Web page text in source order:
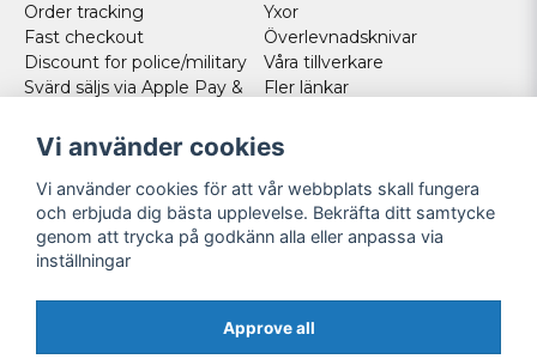
Order tracking
Fast checkout
Discount for police/military
Svärd säljs via Apple Pay &
Norweigan customers
Cookies
Yxor
Överlevnadsknivar
Våra tillverkare
Fler länkar
FOLLOW US
Facebook
Instagram
Youtube
Vi använder cookies
Vi använder cookies för att vår webbplats skall fungera
och erbjuda dig bästa upplevelse. Bekräfta ditt samtycke
genom att trycka på godkänn alla eller anpassa via
inställningar
Approve all